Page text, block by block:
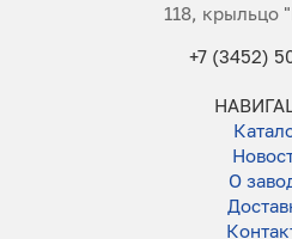
118, крыльцо
+7 (3452)
О